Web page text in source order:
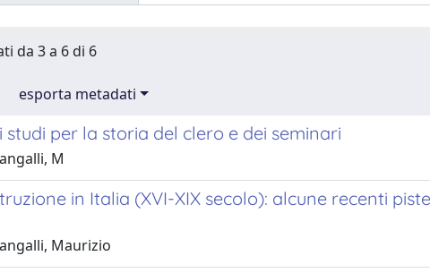
da 3 a 6 di 6
esporta metadati
studi per la storia del clero e dei seminari
M
in Italia (XVI-XIX secolo): alcune recenti
Maurizio